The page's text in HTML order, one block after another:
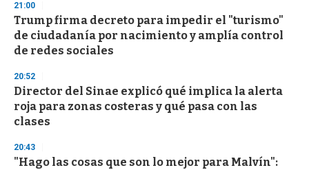
21:00
Trump firma decreto para impedir el "turismo"
de ciudadanía por nacimiento y amplía control
de redes sociales
20:52
Director del Sinae explicó qué implica la alerta
roja para zonas costeras y qué pasa con las
clases
20:43
"Hago las cosas que son lo mejor para Malvín":